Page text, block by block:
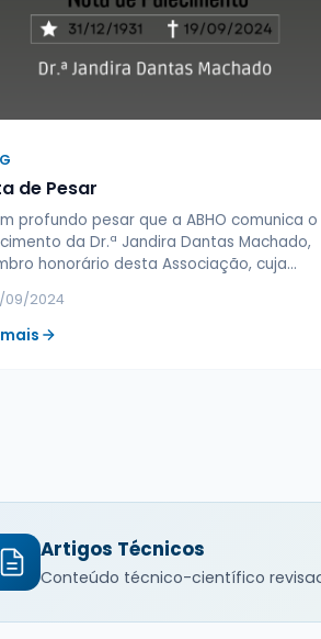
de Pesar
profundo pesar que a ABHO comunica o
da Dr.ª Jandira Dantas Machado,
honorário desta Associação, cuja…
09/2024
Artigos Técnicos
Conteúdo técnico-científico